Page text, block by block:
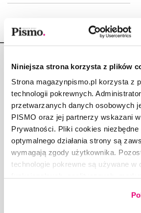
Niniejsza strona korzysta z plików
Strona magazynpismo.pl korzysta z
technologii pokrewnych.
przetwarzanych danych osobowych
PISMO oraz jej partnerzy wskazani
Prywatności. Pliki cookies niezbędne
optymalnego działania strony są
wymagają zgody użytkownika.
technologie pokrewne są używane w
dobrowolną zgodę na pliki cookies i
pokrewne, zgadzasz się na
Copyright © Fundacja Pismo
O „PIŚMIE”